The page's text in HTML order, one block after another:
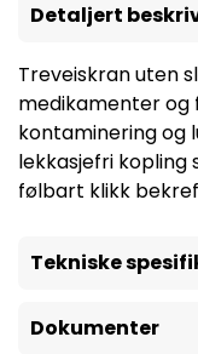
Detaljert
Treveiskran uten
medikamenter og
kontaminering og
lekkasjefri kopling
følbart klikk
Tekniske
Dokumenter